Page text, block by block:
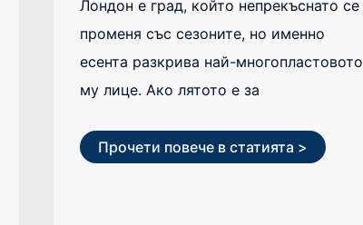
Лондон е град, който непрекъснато се
променя със сезоните, но именно
есента разкрива най-многопластовото
му лице. Ако лятото е за
Прочети повече в статията >